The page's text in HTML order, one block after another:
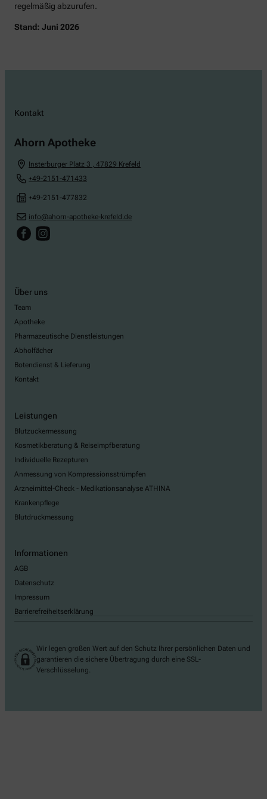
regelmäßig abzurufen.
Stand: Juni 2026
Kontakt
Ahorn Apotheke
Insterburger Platz 3 , 47829 Krefeld
+49-2151-471433
+49-2151-477832
info@ahorn-apotheke-krefeld.de
Über uns
Team
Apotheke
Pharmazeutische Dienstleistungen
Abholfächer
Botendienst & Lieferung
Kontakt
Leistungen
Blutzuckermessung
Kosmetikberatung & Reiseimpfberatung
Individuelle Rezepturen
Anmessung von Kompressionsstrümpfen
Arzneimittel-Check - Medikationsanalyse ATHINA
Krankenpflege
Blutdruckmessung
Informationen
AGB
Datenschutz
Impressum
Barrierefreiheitserklärung
Wir legen großen Wert auf den Schutz Ihrer persönlichen Daten und
garantieren die sichere Übertragung durch eine SSL-
Verschlüsselung.